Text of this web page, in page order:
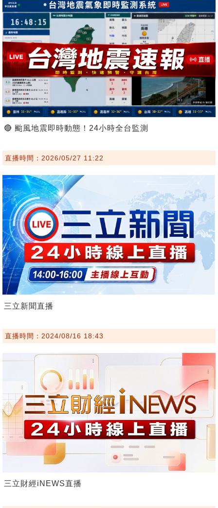
🔴 颱風地震即時動態！24小時全台監測
直播時間：2026/05/27 11:22
三立新聞直播
直播時間：2024/08/16 18:43
三立財經iNEWS直播